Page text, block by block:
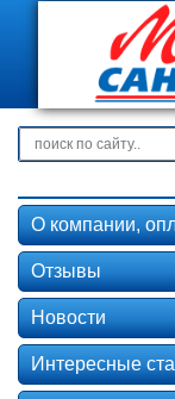
О компании,
Отзывы
Новости
Интересные